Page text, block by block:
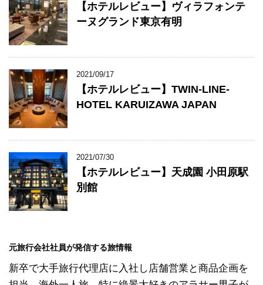
【ホテルレビュー】ヴィラフォンテ
ーヌグランド東京有明
2021/09/17
【ホテルレビュー】TWIN-LINE-
HOTEL KARUIZAWA JAPAN
2021/07/30
【ホテルレビュー】天成園 小田原駅
別館
元旅行会社社員が発信する旅情報
新卒で大手旅行代理店に入社し店舗営業と商品企画を